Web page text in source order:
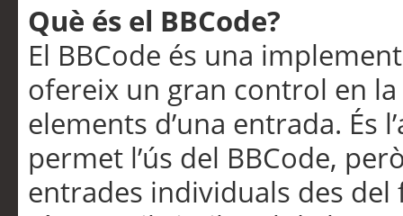
Què és el BBCode?
El BBCode és una
ofereix un gran control en
elements d’una entrada. És
permet l’ús del BBCode,
entrades individuals des